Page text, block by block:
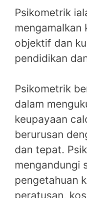
Psikometrik
mengamalkan
objektif dan
pendidikan
Psikometrik
dalam
keupayaan
berurusan
dan tepat.
mengandungi
pengetahuan
peratusan,